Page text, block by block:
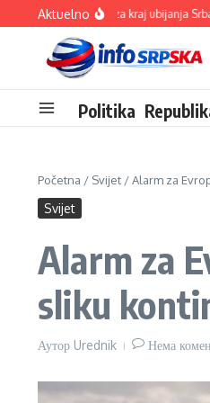
Прескочи на
Aktuelno
na ražnju za kraj ubijanja Srba oko
Politika
Početna / Svijet /Alarm za
Svijet
Alarm za
sliku
Аутор Urednik Нема